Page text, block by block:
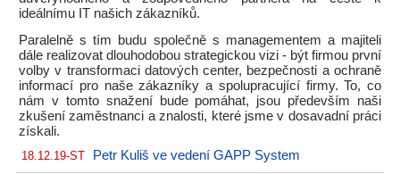
ideálnímu IT našich zákazníků.
Paralelně s tím budu společně s managementem a majiteli
dále realizovat dlouhodobou strategickou vizi - být firmou první
volby v transformaci datových center, bezpečnosti a ochraně
informací pro naše zákazníky a spolupracující firmy. To, co
nám v tomto snažení bude pomáhat, jsou především naši
zkušení zaměstnanci a znalosti, které jsme v dosavadní práci
získali.
18.12.19-ST Petr Kuliš ve vedení GAPP System